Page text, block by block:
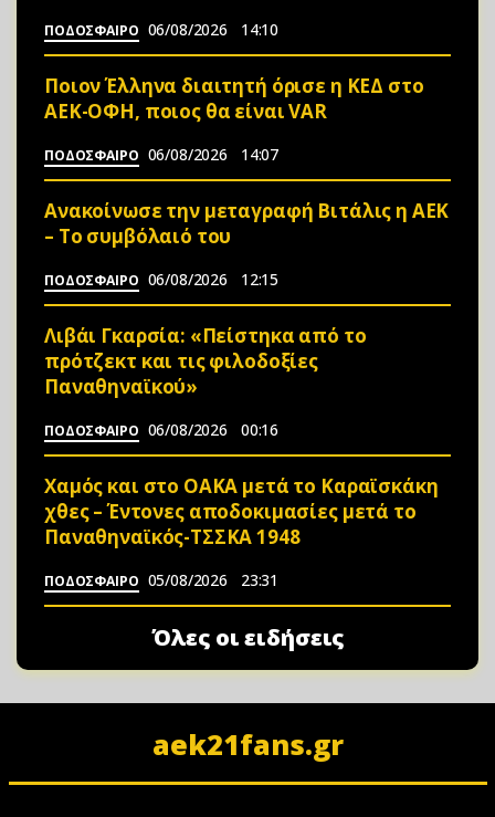
ΠΟΔΟΣΦΑΙΡΟ 06/08/2026 14:10
Ποιον Έλληνα διαιτητή όρισε η ΚΕΔ στο
ΑΕΚ-ΟΦΗ, ποιος θα είναι VAR
ΠΟΔΟΣΦΑΙΡΟ 06/08/2026 14:07
Ανακοίνωσε την μεταγραφή Βιτάλις η ΑΕΚ
– Το συμβόλαιό του
ΠΟΔΟΣΦΑΙΡΟ 06/08/2026 12:15
Λιβάι Γκαρσία: «Πείστηκα από το
πρότζεκτ και τις φιλοδοξίες
Παναθηναϊκού»
ΠΟΔΟΣΦΑΙΡΟ 06/08/2026 00:16
Χαμός και στο ΟΑΚΑ μετά το Καραϊσκάκη
χθες – Έντονες αποδοκιμασίες μετά το
Παναθηναϊκός-ΤΣΣΚΑ 1948
ΠΟΔΟΣΦΑΙΡΟ 05/08/2026 23:31
Όλες οι ειδήσεις
aek21fans.gr